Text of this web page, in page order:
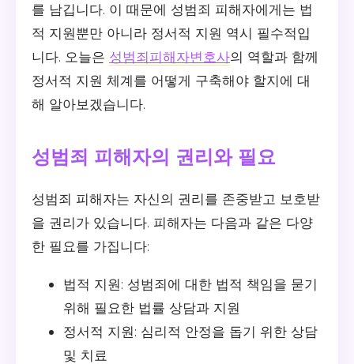
를 남깁니다. 이 때문에 성범죄 피해자에게는 법
적 지원뿐만 아니라 정서적 지원 역시 필수적입
니다. 오늘은 성범죄피해자변호사의 역할과 함께
정서적 지원 체계를 어떻게 구축해야 할지에 대
해 알아보겠습니다.
성범죄 피해자의 권리와 필요
성범죄 피해자는 자신의 권리를 존중받고 보호받
을 권리가 있습니다. 피해자는 다음과 같은 다양
한 필요를 가집니다:
법적 지원: 성범죄에 대한 법적 책임을 묻기
위해 필요한 법률 상담과 지원
정서적 지원: 심리적 안정을 돕기 위한 상담
및 치료